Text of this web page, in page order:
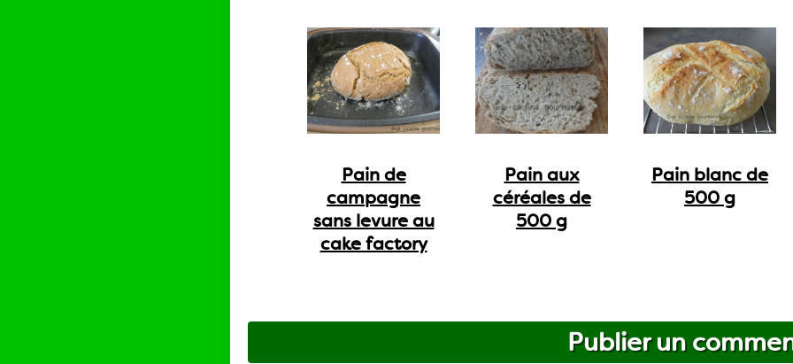
Pain de
campagne
sans levure au
cake factory
Pain aux
céréales de
500 g
Pain blanc de
500 g
Publier un